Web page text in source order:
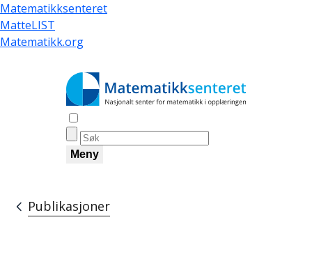
Hopp
til
hovedinnhold
Matematikksenteret
MatteLIST
Matematikk.org
Meny
Navigasjonssti
Publikasjoner